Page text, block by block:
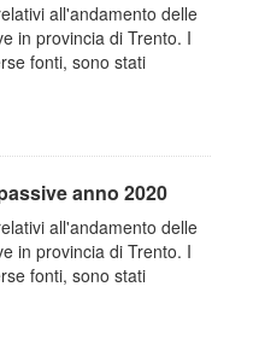
all'andamento delle
in provincia di Trento. I
fonti, sono stati
anno 2020
all'andamento delle
in provincia di Trento. I
fonti, sono stati